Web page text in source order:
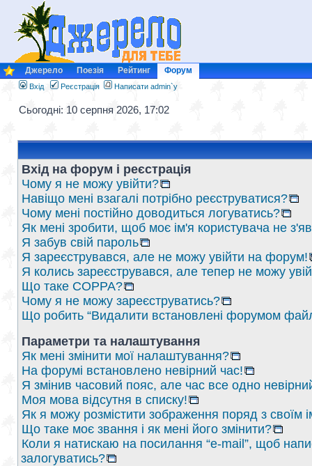
Джерело Поезія Рейтинг Форум
Вхід Реєстрація Написати admin`у
Сьогодні: 10 серпня 2026, 17:02
Вхід на форум і реєстрація
Чому я не можу увійти?
Навіщо мені взагалі потрібно реєструватися?
Чому мені постійно доводиться логуватись?
Як мені зробити, щоб моє ім'я користувача не
Я забув свій пароль
Я зареєструвався, але не можу увійти на форум!
Я колись зареєструвався, але тепер не можу
Що таке COPPA?
Чому я не можу зареєструватись?
Що робить “Видалити встановлені форумом
Параметри та налаштування
Як мені змінити мої налаштування?
На форумі встановлено невірний час!
Я змінив часовий пояс, але час все одно
Моя мова відсутня в списку!
Як я можу розмістити зображення поряд з своїм
Що таке моє звання і як мені його змінити?
Коли я натискаю на посилання “e-mail”, щоб
залогуватись?